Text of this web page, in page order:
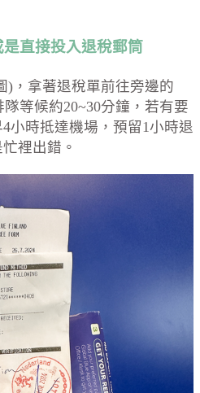
直接投入退稅郵筒
)，拿著退稅單前往旁邊的
等候約20~30分鐘，若有要
小時抵達機場，預留1小時退
裡出錯。